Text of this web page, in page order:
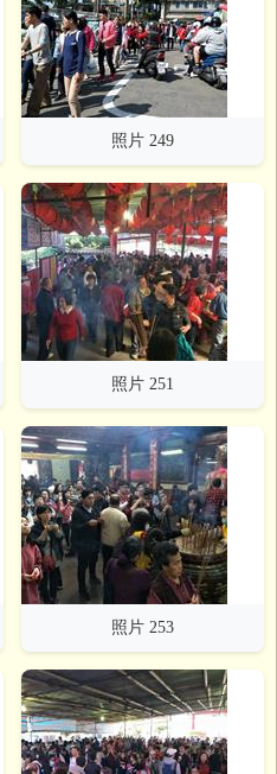
照片 249
照片 251
照片 253